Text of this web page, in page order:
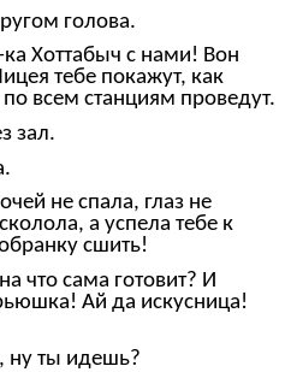
голова.
Хоттабыч с нами! Вон
тебе покажут, как
всем станциям проведут.
зал.
не спала, глаз не
а успела тебе к
сшить!
что сама готовит? И
Ай да искусница!
ну ты идешь?